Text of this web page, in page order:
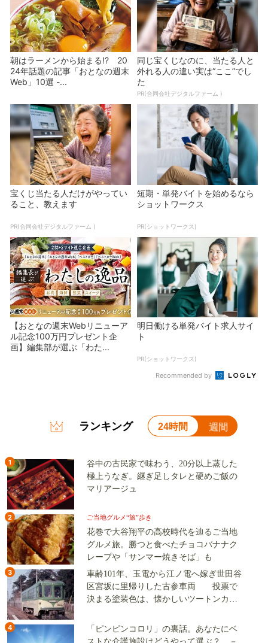
朝はラーメンから始まる!? 20
24年話題の記事「おとなの週末
Web」10選 -...
同じ宝くじなのに、当たる人と
外れる人の違い実は“ここ”でし
た
PR(合同会社デジタルファーム )
宝くじ当たる人だけがやってい
ること、教えます
PR(合同会社デジタルファーム )
短期・単発バイトを始めるなら
ショットワークス
PR(ショットワークス)
【おとなの週末Webリニューア
ル記念100万円プレゼント企
画】編集部が選ぶ「わた...
明日働ける単発バイト求人サイ
ト
PR(ショットワークス)
Recommended by
ランキング 24時間 週間
1
谷中の古民家で味わう、20分以上蒸した
極上うなぎ。継ぎ足しタレと硬めご飯の
マリアージュ
2 ご当地グルメ“旅”歩き
花巻で大谷翔平の高校時代を辿るご当地
グルメ旅。勝つと食べたチョコバナナク
レープや「サンマー焼きそば」も
3
車齢101年、玉電から江ノ電へ嫁ぎ世田谷
区宮坂に里帰りした古参車両 投票で
決まる塗装色は、懐かしいツートンカラ
4
「ピンピンコロリ」の裏話。あなたにベ